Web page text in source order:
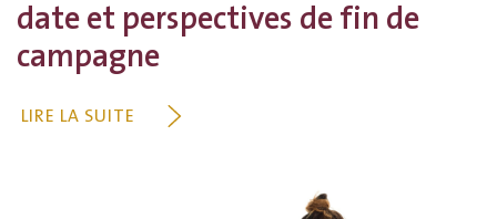
date et perspectives de fin de
campagne
LIRE LA SUITE